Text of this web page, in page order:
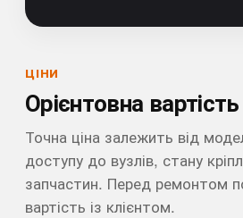
ЦІНИ
Орієнтовна
Точна ціна залежить від
доступу до вузлів, стану
запчастин. Перед ремонтом
вартість із клієнтом.